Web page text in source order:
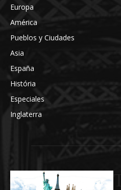
Europa
América
Pueblos y Ciudades
Asia
España
História
Especiales
Inglaterra